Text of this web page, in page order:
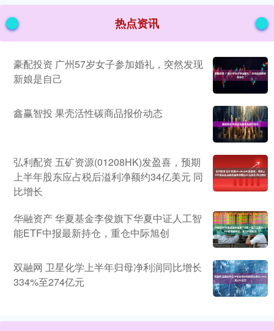
热点资讯
豪配投资 广州57岁女子参加婚礼，突然发现
新娘是自己
鑫赢智投 果壳活性碳商品报价动态
弘利配资 五矿资源(01208HK)发盈喜，预期
上半年股东应占税后溢利净额约34亿美元 同
比增长
华融资产 华夏基金李俊旗下华夏中证人工智
能ETF中报最新持仓，重仓中际旭创
双融网 卫星化学上半年归母净利润同比增长
334%至274亿元